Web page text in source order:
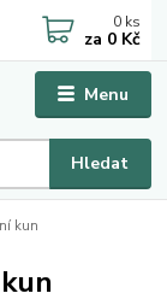
Menu
Hledat
0 ks
za 0 Kč
kun